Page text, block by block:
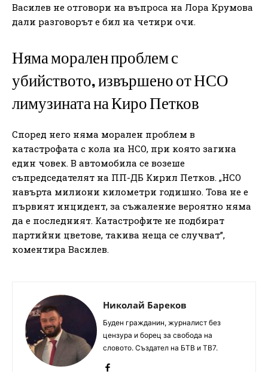
Василев не отговори на въпроса на Лора Крумова
дали разговорът е бил на четири очи.
Няма морален проблем с
убийството, извършено от НСО
лимузината на Киро Петков
Според него няма морален проблем в
катастрофата с кола на НСО, при която загина
един човек. В автомобила се возеше
съпредседателят на ПП-ДБ Кирил Петков. „НСО
навърта милиони километри годишно. Това не е
първият инцидент, за съжаление вероятно няма
да е последният. Катастрофите не подбират
партийни цветове, такива неща се случват”,
коментира Василев.
Николай Бареков
Буден гражданин, журналист без
цензура и борец за свобода на
словото. Създател на БТВ и ТВ7.